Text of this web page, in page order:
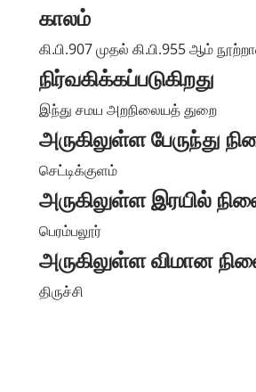
காலம்
கி.பி.907 முதல் கி.பி.955 ஆம்
நிர்வகிக்கப்படுகிறது
இந்து சமய அறநிலையத் துறை
அருகிலுள்ள பேருந்து
செட்டிக்குளம்
அருகிலுள்ள இரயில்
பெரம்பலூர்
அருகிலுள்ள விமான
திருச்சி